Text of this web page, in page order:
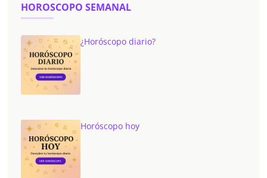
HOROSCOPO SEMANAL
¿Horóscopo diario?
Horóscopo hoy